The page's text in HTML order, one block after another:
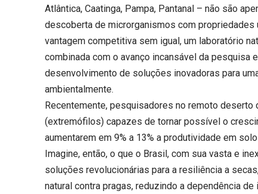
Atlântica, Caatinga, Pampa, Pantanal – não são
descoberta de microrganismos com
vantagem competitiva sem igual, um laboratório
combinada com o avanço incansável da pesquisa
desenvolvimento de soluções inovadoras para
ambientalmente.
Recentemente, pesquisadores no remoto deserto
(extremófilos) capazes de tornar possível o
aumentarem em 9% a 13% a produtividade em
Imagine, então, o que o Brasil, com sua vasta e
soluções revolucionárias para a resiliência a
natural contra pragas, reduzindo a dependência